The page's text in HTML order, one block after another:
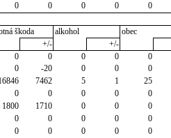
0 0 0 0 0
škoda alkohol
obec
+/- +/-
0 0 0 0 0
0 -20 0 0 0
7462 5 1 25
0 0 0 0 0
1800 1710 0 0 0
0 0 0 0 0
0 0 0 0 0